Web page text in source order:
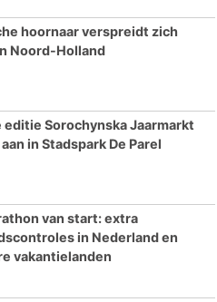
hoornaar verspreidt zich
Noord-Holland
editie Sorochynska Jaarmarkt
in Stadspark De Parel
van start: extra
in Nederland en
vakantielanden